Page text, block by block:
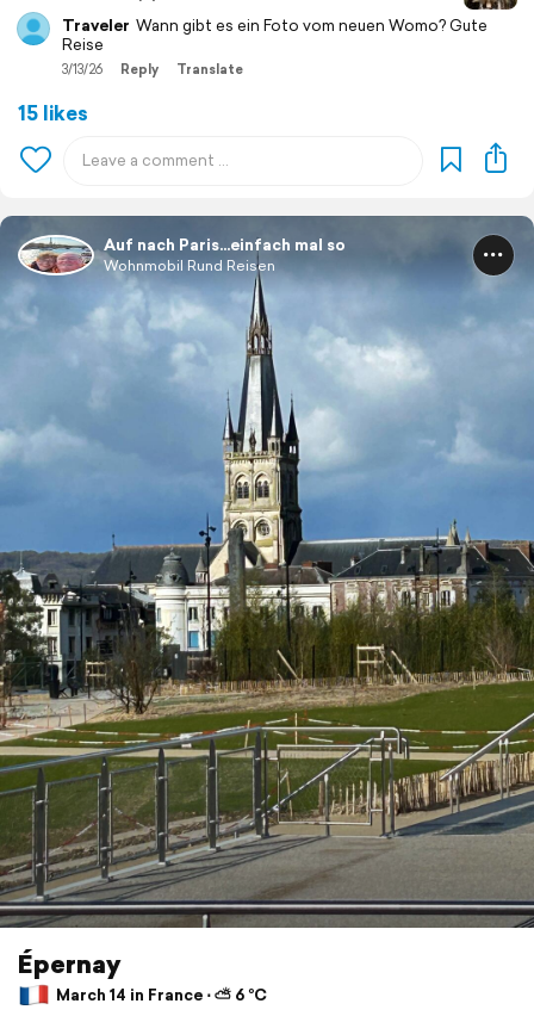
Traveler Wann gibt es ein Foto vom neuen Womo? Gute
Reise
3/13/26 Reply Translate
15 likes
Auf nach Paris…einfach mal so
Wohnmobil Rund Reisen
Épernay
March 14 in France ⋅ ⛅ 6 °C